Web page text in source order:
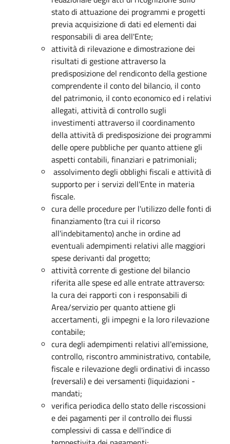
stato di attuazione dei programmi e progetti
previa acquisizione di dati ed elementi dai
responsabili di area dell'Ente;
attività di rilevazione e dimostrazione dei
risultati di gestione attraverso la
predisposizione del rendiconto della gestione
comprendente il conto del bilancio, il conto
del patrimonio, il conto economico ed i relativi
allegati, attività di controllo sugli
investimenti attraverso il coordinamento
della attività di predisposizione dei programmi
delle opere pubbliche per quanto attiene gli
aspetti contabili, finanziari e patrimoniali;
assolvimento degli obblighi fiscali e attività di
supporto per i servizi dell'Ente in materia
fiscale.
cura delle procedure per l'utilizzo delle fonti di
finanziamento (tra cui il ricorso
all'indebitamento) anche in ordine ad
eventuali adempimenti relativi alle maggiori
spese derivanti dal progetto;
attività corrente di gestione del bilancio
riferita alle spese ed alle entrate attraverso:
la cura dei rapporti con i responsabili di
Area/servizio per quanto attiene gli
accertamenti, gli impegni e la loro rilevazione
contabile;
cura degli adempimenti relativi all'emissione,
controllo, riscontro amministrativo, contabile,
fiscale e rilevazione degli ordinativi di incasso
(reversali) e dei versamenti (liquidazioni -
mandati;
verifica periodica dello stato delle riscossioni
e dei pagamenti per il controllo dei flussi
complessivi di cassa e dell'indice di